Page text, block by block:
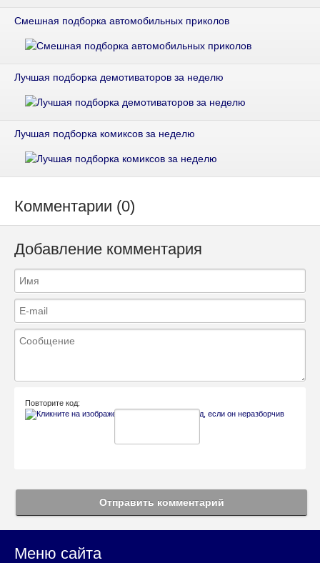
Смешная подборка автомобильных приколов
Лучшая подборка демотиваторов за неделю
Лучшая подборка комиксов за неделю
Комментарии (0)
Добавление комментария
Повторите код:
Отправить комментарий
Меню сайта